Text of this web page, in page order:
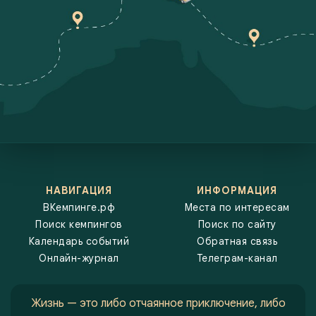
обсудить лучшие маршруты. На выставках будут представлены
новинки в мире автодомов и кемперов, а также различное
оборудование и аксессуары для комфортного отдыха на природе.
Фестивали подарят массу впечатлений, ведь здесь можно не
только узнать что-то новое, но и весело провести время в кругу
таких же увлечённых людей. Мы стремимся сделать так, чтобы вы
не пропустили ничего важного и всегда были в курсе самых
опыт. Независимо от того, интересуетесь ли вы новинками рынка
автодомов, хотите принять участие в крупных фестивалях или
просто ищете компанию для очередного путешествия, наш
календарь событий станет вашим надёжным гидом по самым
увлекательным и полезным мероприятиям в сфере автотуризма и
кемпинга.
НАВИГАЦИЯ
ВКемпинге.рф
Поиск кемпингов
Календарь событий
Онлайн-журнал
ИНФОРМАЦИЯ
Места по интересам
Поиск по сайту
Обратная связь
Телеграм-канал
Жизнь — это либо отчаянное приключение, либо